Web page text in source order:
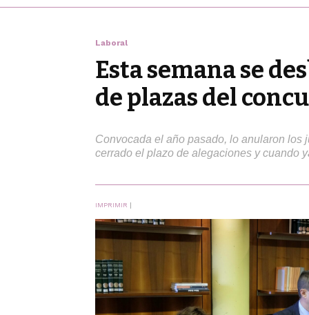
Laboral
Esta semana se
de plazas del
Convocada el año pasado, lo anularon los
cerrado el plazo de alegaciones y cuando
IMPRIMIR |